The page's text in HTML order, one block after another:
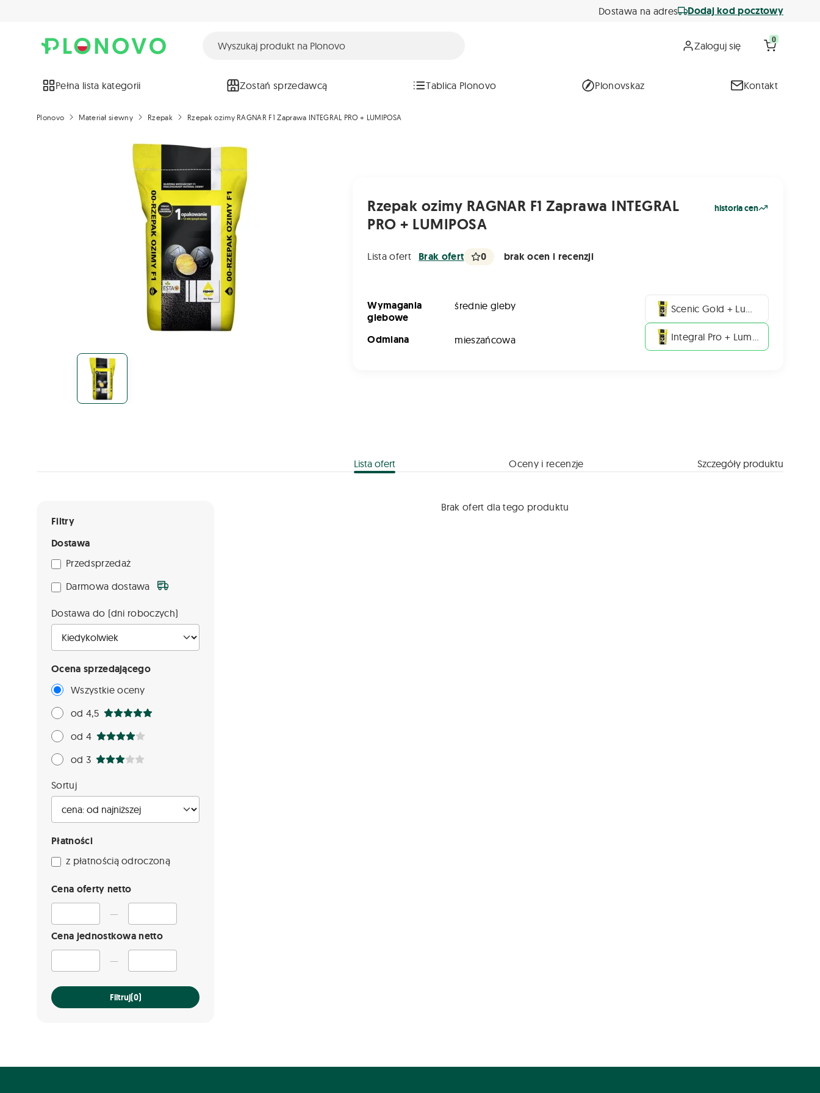
Dostawa na adres Dodaj kod pocztowy
Zaloguj się 0
Pełna lista kategorii Zostań sprzedawcą Tablica Plonovo Plonovskaz Kontakt
Plonovo Materiał siewny Rzepak Rzepak ozimy RAGNAR F1 Zaprawa INTEGRAL PRO + LUMIPOSA
Rzepak ozimy RAGNAR F1 Zaprawa INTEGRAL
PRO + LUMIPOSA
historia cen
Lista ofert Brak ofert 0 brak ocen i recenzji
Wymagania
glebowe
średnie gleby
Odmiana mieszańcowa
Lista ofert Oceny i recenzje Szczegóły produktu
Filtry
Dostawa
Przedsprzedaż
Darmowa dostawa
Dostawa do (dni roboczych)
Ocena sprzedającego
Wszystkie oceny
od 4,5
od 4
od 3
Sortuj
Płatności
z płatnością odroczoną
Cena oferty netto
—
Cena jednostkowa netto
—
Filtruj(0)
Brak ofert dla tego produktu